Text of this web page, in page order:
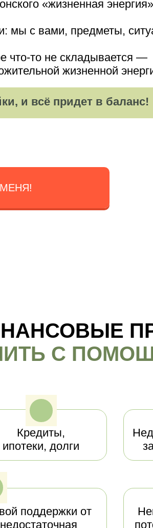
«жизненная энергия»
мы с вами, предметы,
что-то не складывается —
жизненной
и всё придет в баланс!
С
Кредиты,
ипотеки, долги
поддержки от